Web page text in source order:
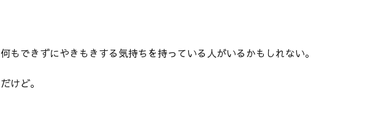
何もできずにやきもきする気持ちを持っている人がいるかもしれない。
だけど。